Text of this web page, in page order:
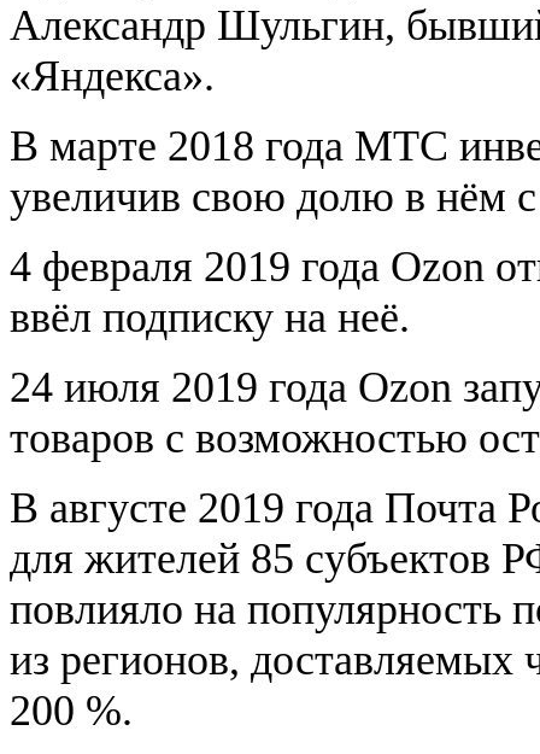
Александр Шульгин,
«Яндекса».
В марте 2018 года МТС
увеличив свою долю в нём
4 февраля 2019 года Ozon
ввёл подписку на неё.
24 июля 2019 года Ozon
товаров с возможностью
В августе 2019 года Почта
для жителей 85 субъектов
повлияло на популярность
из регионов, доставляемых
200 %.